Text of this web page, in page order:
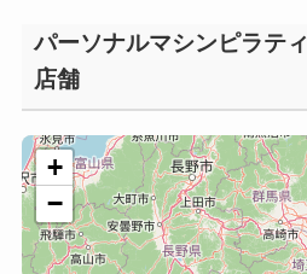
パーソナルマシンピラテ
店舗
+
−